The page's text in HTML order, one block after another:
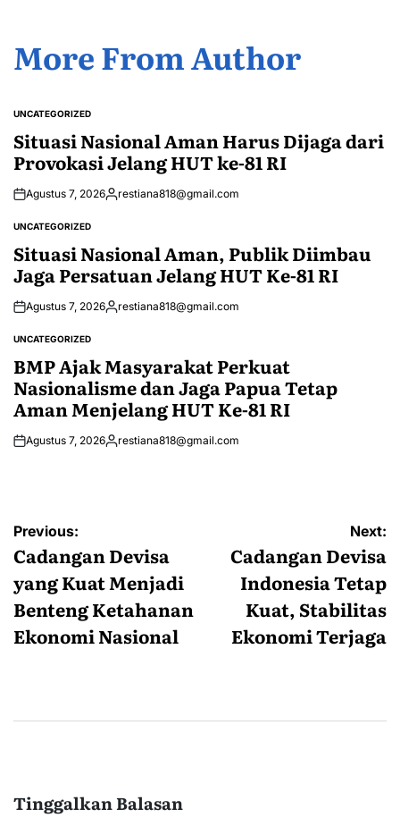
More From Author
POSTED
UNCATEGORIZED
Situasi Nasional Aman Harus Dijaga dari
Provokasi Jelang HUT ke-81 RI
Agustus 7, 2026Posted
restiana818@gmail.com
POSTED
UNCATEGORIZED
Situasi Nasional Aman, Publik Diimbau
Jaga Persatuan Jelang HUT Ke-81 RI
Agustus 7, 2026Posted
restiana818@gmail.com
POSTED
UNCATEGORIZED
BMP Ajak Masyarakat Perkuat
Nasionalisme dan Jaga Papua Tetap
Aman Menjelang HUT Ke-81 RI
Agustus 7, 2026Posted
restiana818@gmail.com
Navigasi
pos
Previous:
Cadangan Devisa
yang Kuat Menjadi
Benteng Ketahanan
Ekonomi Nasional
Next:
Cadangan Devisa
Indonesia Tetap
Kuat, Stabilitas
Ekonomi Terjaga
Tinggalkan Balasan